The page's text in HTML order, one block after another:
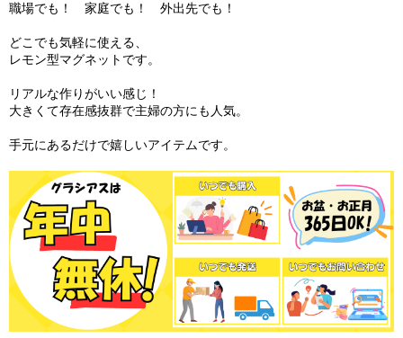
職場でも！ 家庭でも！ 外出先でも！
どこでも気軽に使える、
レモン型マグネットです。
リアルな作りがいい感じ！
大きくて存在感抜群で主婦の方にも人気。
手元にあるだけで嬉しいアイテムです。